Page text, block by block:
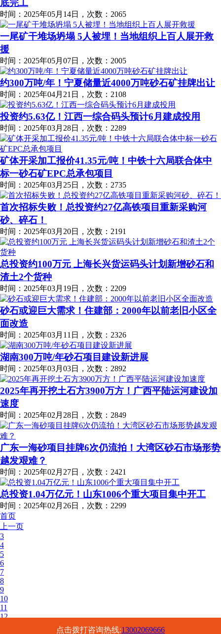
底完工
时间：2025年05月14日，次数：2065
一尾矿干堆场坍塌 5人被埋！当地组织上百人展开救
援
时间：2025年05月07日，次数：2005
约300万吨/年！宁夏储量近4000万吨砂石矿挂牌出让
时间：2025年04月21日，次数：2108
投资约5.63亿！江西一综合码头预计6月建成投用
时间：2025年03月28日，次数：2289
矿体开采加工报价41.35元/吨！中铁十六局联合体中
标一砂石矿EPC总承包项目
时间：2025年03月25日，次数：2735
首次招标失败！总投资约27亿高铁项目重新采购河
砂、碎石！
时间：2025年03月20日，次数：2191
总投资约100万元 上海长兴货运码头计划新增砂石和
渣土2个货种
时间：2025年03月19日，次数：2209
砂石或迎巨大需求！住建部：2000年以前老旧小区全
面改造
时间：2025年03月11日，次数：2326
湖南300万吨/年砂石项目建设新进展
时间：2025年03月03日，次数：2892
2025年再开挖土石方3900万方！广西平陆运河建设加
速度
时间：2025年02月28日，次数：2849
广东一海砂项目挂牌6次仍流拍！大湾区砂石市场形势
越发艰难？
时间：2025年02月27日，次数：2421
总投资1.04万亿元！山东1006个重大项目集中开工
时间：2025年02月26日，次数：2299
首页
上一页
3
4
5
6
7
8
9
10
11
12
点击拨打咨询热线:13002069666